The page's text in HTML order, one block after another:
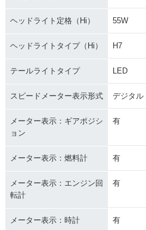
ヘッドライト定格（Hi） 55W
ヘッドライトタイプ（Hi） H7
テールライトタイプ LED
スピードメーター表示形式 デジタル
メーター表示：ギアポジシ
ョン
有
メーター表示：燃料計 有
メーター表示：エンジン回
転計
有
メーター表示：時計 有